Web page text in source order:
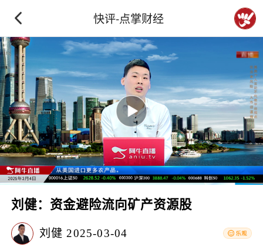
快评-点掌财经
刘健：资金避险流向矿产资源股
刘健 2025-03-04